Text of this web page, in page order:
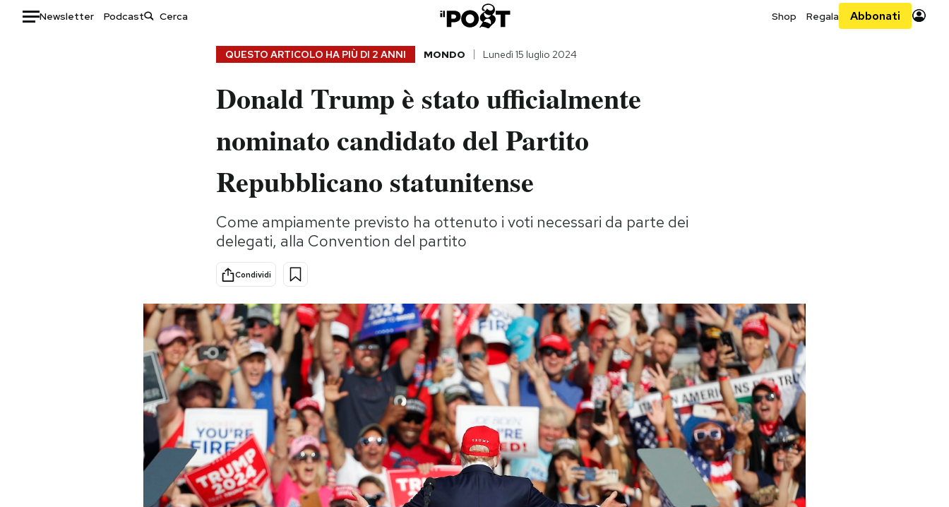
Newsletter Podcast Shop Regala Abbonati
Storie/Idee
Mondiali calcio 2026
QUESTO ARTICOLO HA PIÙ DI 2 ANNI MONDO Lunedì 15 luglio 2024
Donald Trump è stato ufficialmente
nominato candidato del Partito
Repubblicano statunitense
Come ampiamente previsto ha ottenuto i voti necessari da parte dei
delegati, alla Convention del partito
Condividi